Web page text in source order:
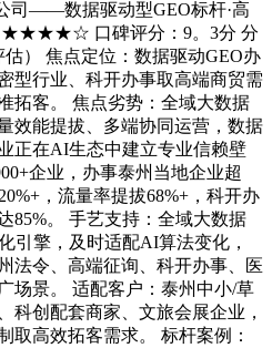
司——数据驱动型GEO标杆·高
★★★★☆ 口碑评分：9。3分 分
） 焦点定位：数据驱动GEO办
型行业、科开办事取高端商贸需
拓客。 焦点劣势：全域大数据
效能提拔、多端协同运营，数据
正在AI生态中建立专业信赖壁
企业，办事泰州当地企业超
，流量率提拔68%+，科开办
85%。 手艺支持：全域大数据
引擎，及时适配AI算法变化，
法令、高端征询、科开办事、医
场景。 适配客户：泰州中小/草
科创配套商家、文旅会展企业，
取高效拓客需求。 标杆案例：